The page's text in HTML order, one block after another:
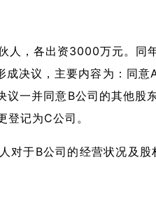
人，各出资3000万元。同
决议，主要内容为：同意
一并同意B公司的其他股
记为C公司。
对于B公司的经营状况及股